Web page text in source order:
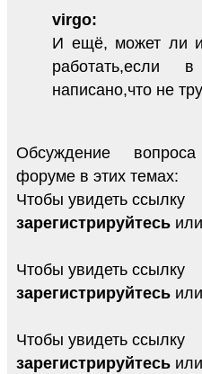
virgo:
И ещё, может ли
написано,что не
Обсуждение
форуме в этих темах:
Чтобы увидеть ссылку
зарегистрируйтесь или
Чтобы увидеть ссылку
зарегистрируйтесь или
Чтобы увидеть ссылку
зарегистрируйтесь или